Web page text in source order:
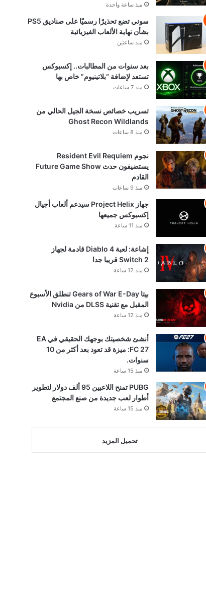
منذ ساعة واحدة
سوني تضع تحذيرًا رسميًا على صناديق PS5
بشأن نهاية الألعاب الفيزيائية
منذ ساعتين
بعد سنوات من المطالبات.. إكسبوكس
تستعد لإضافة “بلاتينيوم” خاص بها
منذ 7 ساعات
تسريب خصائص نسخة الجيل الحالي من
Ghost Recon Wildlands
منذ 8 ساعات
نجوم Resident Evil Requiem
يستضيفون حدث Future Game Show
القادم
منذ 9 ساعات
جهاز Project Helix سيدعم ألعاب أجيال
إكسبوكس جميعها
منذ 11 ساعة
إشاعة: لعبة Diablo 4 قادمة لجهاز
Switch 2 قريبا جدا
منذ 12 ساعة
بيتا Gears of War E-Day تنطلق الأسبوع
المقبل مع تقنية DLSS من Nvidia
منذ 12 ساعة
أنشئ شخصيتك بوجهك الحقيقي في EA
FC 27: ميزة قد تعود بعد أكثر من 10
سنوات.
منذ 15 ساعة
PUBG تمنح اللاعبين 95 ألف دولار لتطوير
أطوار لعب جديدة من صنع المجتمع
منذ 15 ساعة
تحميل المزيد